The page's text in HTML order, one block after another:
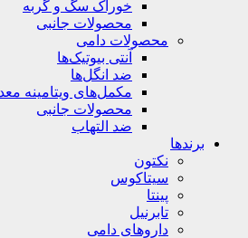
خوراک سگ و گربه
محصولات جانبی
محصولات دامی
آنتی بیوتیک‌ها
ضد انگل‌ها
مکمل‌های ویتامینه
محصولات جانبی
ضد التهاب
برندها
نکتون
سیتاکوس
پینتا
تابرنیل
داروهای دامی